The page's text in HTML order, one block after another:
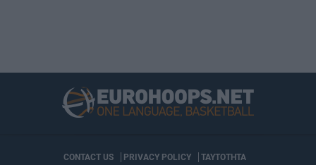
CONTACT US PRIVACY POLICY ΤΑΥΤΟΤΗΤΑ